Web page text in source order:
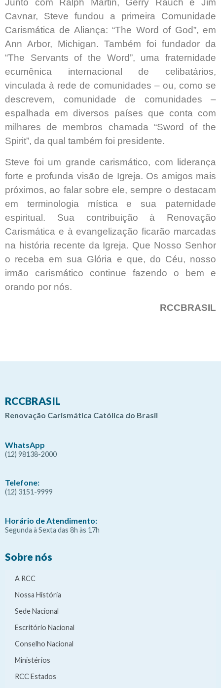
Junto com Ralph Martin, Gerry Rauch e Jim
Cavnar, Steve fundou a primeira Comunidade
Carismática de Aliança: “The Word of God”, em
Ann Arbor, Michigan. Também foi fundador da
“The Servants of the Word”, uma fraternidade
ecumênica internacional de celibatários,
vinculada à rede de comunidades – ou, como se
descrevem, comunidade de comunidades –
espalhada em diversos países que conta com
milhares de membros chamada “Sword of the
Spirit”, da qual também foi presidente.
Steve foi um grande carismático, com liderança
forte e profunda visão de Igreja. Os amigos mais
próximos, ao falar sobre ele, sempre o destacam
em terminologia mística e sua paternidade
espiritual. Sua contribuição à Renovação
Carismática e à evangelização ficarão marcadas
na história recente da Igreja. Que Nosso Senhor
o receba em sua Glória e que, do Céu, nosso
irmão carismático continue fazendo o bem e
orando por nós.
RCCBRASIL
RCCBRASIL
Renovação Carismática Católica do Brasil
WhatsApp
(12) 98138-2000
Telefone:
(12) 3151-9999
Horário de Atendimento:
Segunda à Sexta das 8h às 17h
Sobre nós
A RCC
Nossa História
Sede Nacional
Escritório Nacional
Conselho Nacional
Ministérios
RCC Estados